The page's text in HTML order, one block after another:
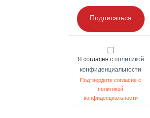
Подписаться
Я согласен с политикой
конфиденциальности
Подтвердите согласие с
политикой
конфиденциальности